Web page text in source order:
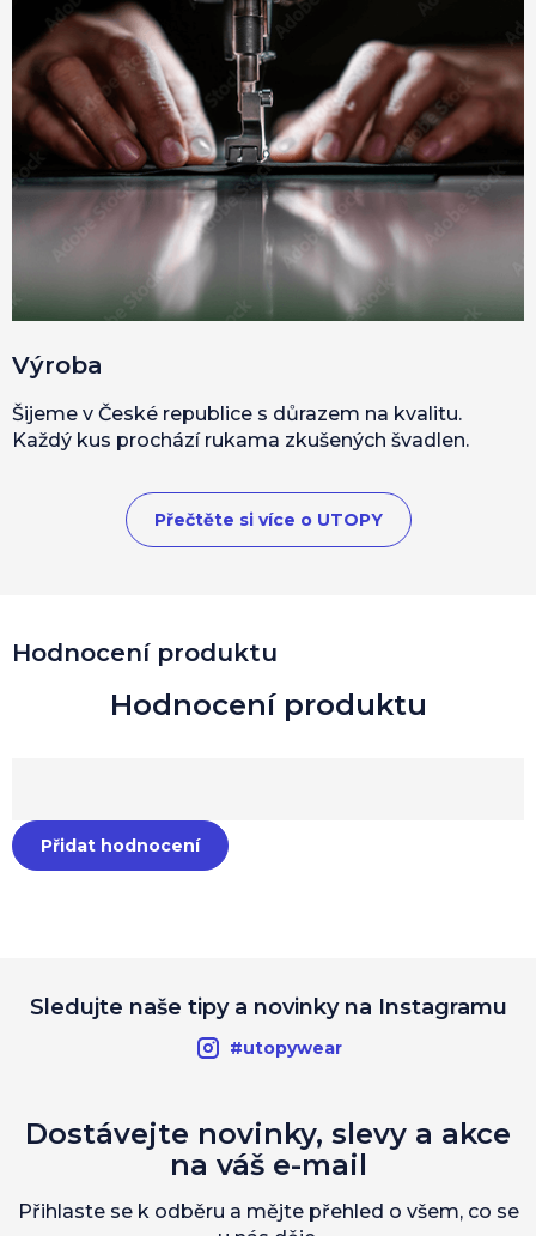
Hodnocení produktu
Přidat hodnocení
Výroba
Šijeme v České republice s důrazem na kvalitu.
Každý kus prochází rukama zkušených švadlen.
Přečtěte si více o UTOPY
Sledujte naše tipy a novinky na Instagramu
#utopywear
Dostávejte novinky, slevy a akce
na váš e-mail
Přihlaste se k odběru a mějte přehled o všem, co se